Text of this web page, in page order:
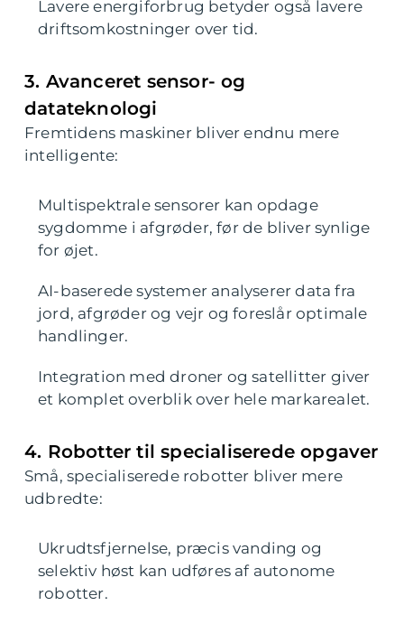
Lavere energiforbrug betyder også lavere
driftsomkostninger over tid.
3. Avanceret sensor- og
datateknologi
Fremtidens maskiner bliver endnu mere
intelligente:
Multispektrale sensorer kan opdage
sygdomme i afgrøder, før de bliver synlige
for øjet.
AI-baserede systemer analyserer data fra
jord, afgrøder og vejr og foreslår optimale
handlinger.
Integration med droner og satellitter giver
et komplet overblik over hele markarealet.
4. Robotter til specialiserede opgaver
Små, specialiserede robotter bliver mere
udbredte:
Ukrudtsfjernelse, præcis vanding og
selektiv høst kan udføres af autonome
robotter.